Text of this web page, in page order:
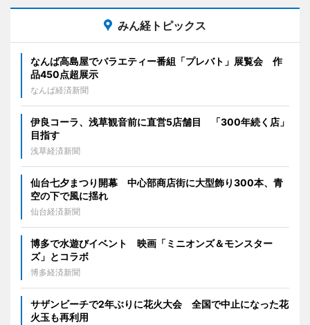
みん経トピックス
なんば高島屋でバラエティー番組「プレバト」展覧会 作
品450点超展示
なんば経済新聞
伊良コーラ、浅草観音前に直営5店舗目 「300年続く店」
目指す
浅草経済新聞
仙台七夕まつり開幕 中心部商店街に大型飾り300本、青
空の下で風に揺れ
仙台経済新聞
博多で水遊びイベント 映画「ミニオンズ＆モンスター
ズ」とコラボ
博多経済新聞
サザンビーチで2年ぶりに花火大会 全国で中止になった花
火玉も再利用